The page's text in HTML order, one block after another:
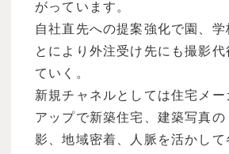
がっています。
自社直先への提案強化で園、学
とにより外注受け先にも撮影代
ていく。
新規チャネルとしては住宅メー
アップで新築住宅、建築写真の
影、地域密着、人脈を活かして